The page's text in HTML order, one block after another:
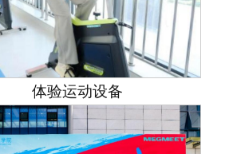
体验运动设备